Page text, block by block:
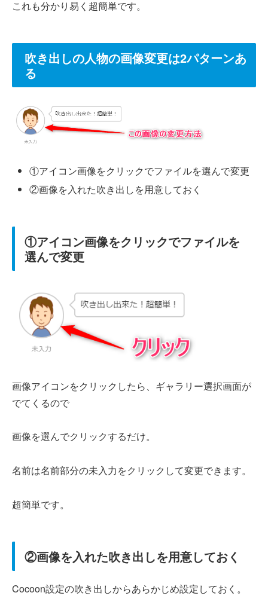
これも分かり易く超簡単です。
吹き出しの人物の画像変更は2パターンあ
る
①アイコン画像をクリックでファイルを選んで変更
②画像を入れた吹き出しを用意しておく
①アイコン画像をクリックでファイルを
選んで変更
画像アイコンをクリックしたら、ギャラリー選択画面が
でてくるので
画像を選んでクリックするだけ。
名前は名前部分の未入力をクリックして変更できます。
超簡単です。
②画像を入れた吹き出しを用意しておく
Cocoon設定の吹き出しからあらかじめ設定しておく。